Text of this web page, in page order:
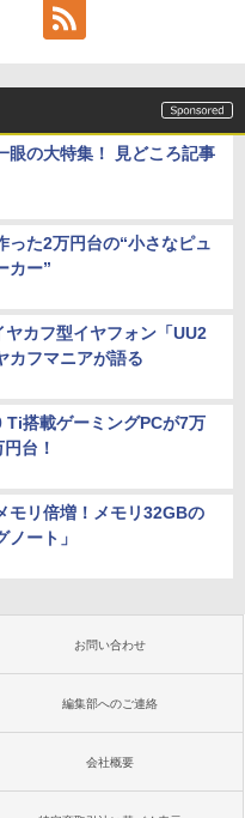
眼の大特集！ 見どころ記事
った2万円台の“小さなピュ
カー”
ヤカフ型イヤフォン「UU2
カフマニアが語る
Ti搭載ゲーミングPCが7万
台！
モリ倍増！メモリ32GBの
ノート」
お問い合わせ
編集部へのご連絡
会社概要